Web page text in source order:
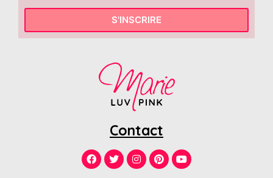
S'INSCRIRE
Contact